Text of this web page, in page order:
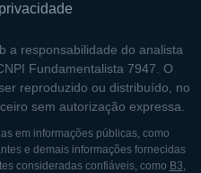
a responsabilidade do analista
Fundamentalista 7947. O
reproduzido ou distribuído, no
sem autorização expressa.
em informações públicas, como
e demais informações fornecidas
consideradas confiáveis, como B3,